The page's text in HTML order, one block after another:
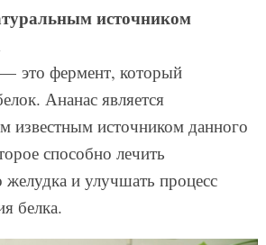
источником
— это фермент, который
Ананас является
известным источником данного
способно лечить
желудка и улучшать процесс
белка.